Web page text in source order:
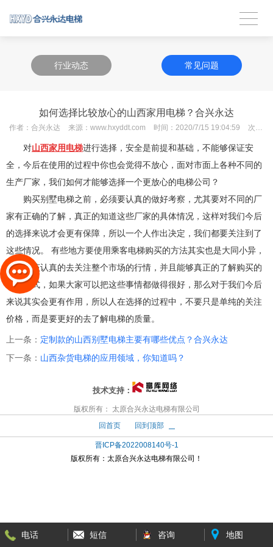
行业动态 常见问题
如何选择比较放心的山西家用电梯？合兴永达
作者： 合兴永达 来源： www.hxyddt.com 时间： 2020/7/15 19:04:59 次数：
对山西家用电梯进行选择，安全是前提和基础，不能够保证安
全，今后在使用的过程中你也会觉得不放心，面对市面上各种不同的
生产厂家，我们如何才能够选择一个更放心的电梯公司？
购买别墅电梯之前，必须要认真的做好考察，尤其要对不同的厂
家有正确的了解，真正的知道这些厂家的具体情况，这样对我们今后
的选择来说才会更有保障，所以一个人作出决定，我们都要关注到了
这些情况。 有些地方要使用乘客电梯购买的方法其实也是大同小异，
我们应该认真的去关注整个市场的行情，并且能够真正的了解购买的
各种方式，如果大家可以把这些事情都做得很好，那么对于我们今后
来说其实会更有作用，所以人在选择的过程中，不要只是单纯的关注
价格，而是要更好的去了解电梯的质量。
上一条： 定制款的山西别墅电梯主要有哪些优点？合兴永达
下一条： 山西杂货电梯的应用领域，你知道吗？
技术支持：
版权所有： 太原合兴永达电梯有限公司
回首页
回到顶部
晋ICP备2022008140号-1
版权所有： 太原合兴永达电梯有限公司！
电话 短信 咨询 地图